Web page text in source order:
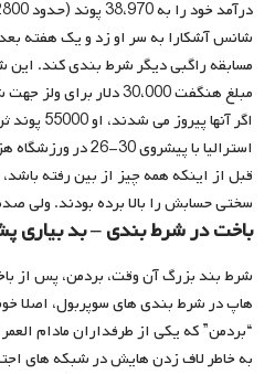
شانس آشکارا به سر او زد و یک هفته
مبلغ هنگفت 30،000 دلار برای ولز جهت شکست دادن استرالیا است.
اگر آنها
استرالیا با پیشروی 30-26 در ورزشگاه هزاره ولز به پیروزی رسید.
قبل از اینکه همه چیز از بین رفته
سختی حسابش را بالا برده بودند. ولی
باخت در شرط بندی – بد بیاری
شرط بند بزرگ آن وقت، بردمن، پس از
هاپ در شرط بندی های سوپربول، اصلا
“بردمن” که یکی از طرفداران مادام
به خاطر لاف زدن هایش در شبکه های